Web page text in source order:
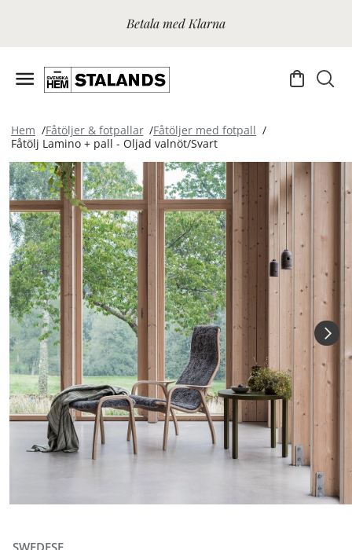
Betala med Klarna
Hem Fåtöljer & fotpallar
Fåtöljer med fotpall
Fåtölj Lamino + pall - Oljad valnöt/Svart
SWEDESE